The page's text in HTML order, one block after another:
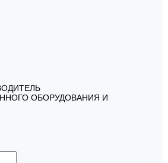
ОБОРУДОВАНИЯ И